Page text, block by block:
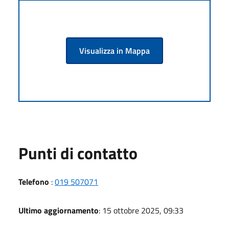
Visualizza in Mappa
Punti di contatto
Telefono :019 507071
Ultimo aggiornamento: 15 ottobre 2025, 09:33